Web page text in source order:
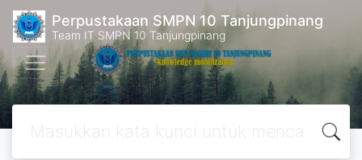
Perpustakaan SMPN 10 Tanjungpinang
Team IT SMPN 10 Tanjungpinang